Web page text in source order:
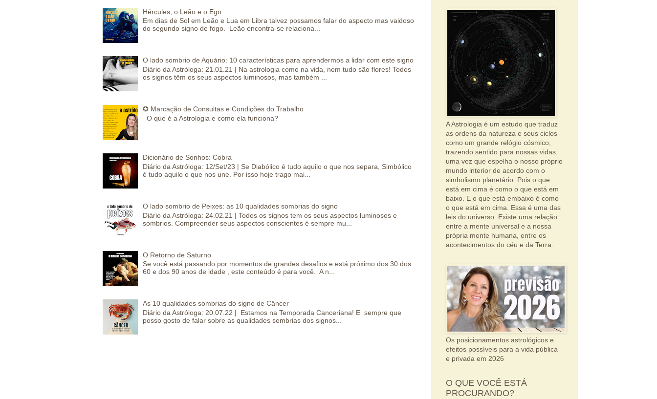
Hércules, o Leão e o Ego
Em dias de Sol em Leão e Lua em Libra talvez possamos falar do aspecto mas vaidoso
do segundo signo de fogo. Leão encontra-se relaciona...
O lado sombrio de Aquário: 10 características para aprendermos a lidar com este signo
Diário da Astróloga: 21.01.21 | Na astrologia como na vida, nem tudo são flores! Todos
os signos têm os seus aspectos luminosos, mas também ...
✪ Marcação de Consultas e Condições do Trabalho
O que é a Astrologia e como ela funciona?
Dicionário de Sonhos: Cobra
Diário da Astróloga: 12/Set/23 | Se Diabólico é tudo aquilo o que nos separa, Simbólico
é tudo aquilo o que nos une. Por isso hoje trago mai...
O lado sombrio de Peixes: as 10 qualidades sombrias do signo
Diário da Astróloga: 24.02.21 | Todos os signos tem os seus aspectos luminosos e
sombrios. Compreender seus aspectos conscientes é sempre mu...
O Retorno de Saturno
Se você está passando por momentos de grandes desafios e está próximo dos 30 dos
60 e dos 90 anos de idade , este conteúdo é para você. A n...
As 10 qualidades sombrias do signo de Câncer
Diário da Astróloga: 20.07.22 | Estamos na Temporada Canceriana! E sempre que
posso gosto de falar sobre as qualidades sombrias dos signos...
A Astrologia é um estudo que traduz
as ordens da natureza e seus ciclos
como um grande relógio cósmico,
trazendo sentido para nossas vidas,
uma vez que espelha o nosso próprio
mundo interior de acordo com o
simbolismo planetário. Pois o que
está em cima é como o que está em
baixo. E o que está embaixo é como
o que está em cima. Essa é uma das
leis do universo. Existe uma relação
entre a mente universal e a nossa
própria mente humana, entre os
acontecimentos do céu e da Terra.
Os posicionamentos astrológicos e
efeitos possíveis para a vida pública
e privada em 2026
O QUE VOCÊ ESTÁ
PROCURANDO?